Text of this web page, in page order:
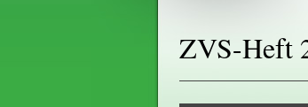
ZVS-Heft